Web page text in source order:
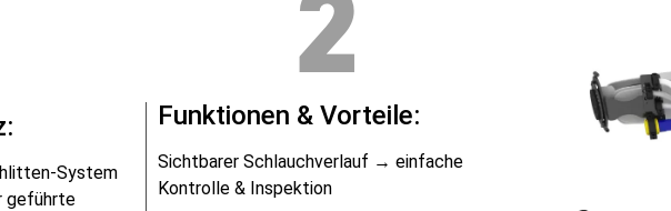
System
geführte
2
Funktionen & Vorteile:
Sichtbarer Schlauchverlauf → einfache
Kontrolle & Inspektion